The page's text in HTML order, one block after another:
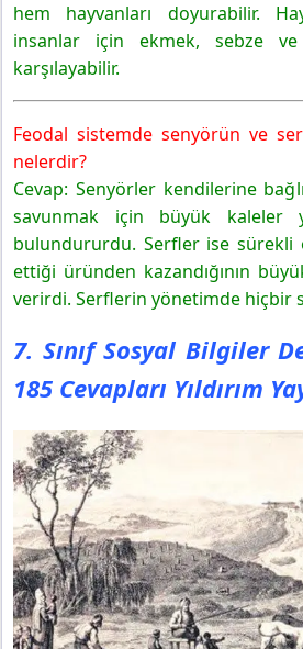
hem hayvanları doyurabilir.
insanlar için ekmek, sebze ve
karşılayabilir.
Feodal sistemde senyörün ve
nelerdir?
Cevap: Senyörler kendilerine
savunmak için büyük kaleler
bulundururdu. Serfler ise sürekli
ettiği üründen kazandığının
verirdi. Serflerin yönetimde hiçbir
7. Sınıf Sosyal Bilgiler
185 Cevapları Yıldırım